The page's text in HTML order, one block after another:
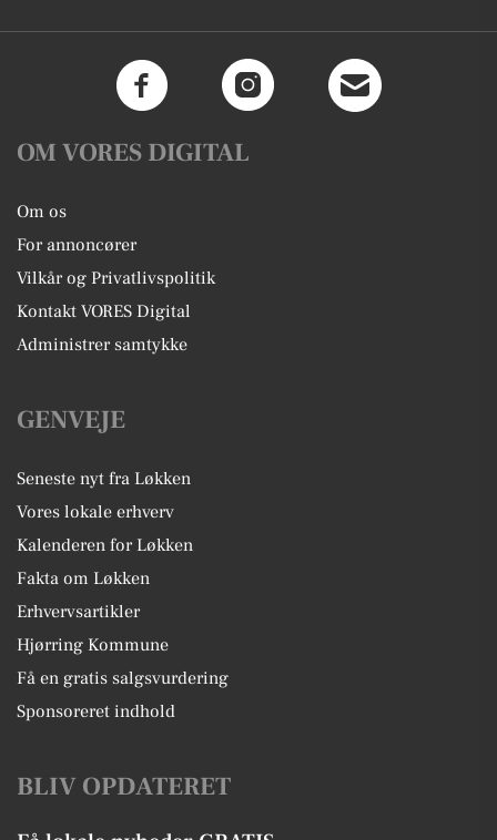
OM VORES DIGITAL
Om os
For annoncører
Vilkår og Privatlivspolitik
Kontakt VORES Digital
Administrer samtykke
GENVEJE
Seneste nyt fra Løkken
Vores lokale erhverv
Kalenderen for Løkken
Fakta om Løkken
Erhvervsartikler
Hjørring Kommune
Få en gratis salgsvurdering
Sponsoreret indhold
BLIV OPDATERET